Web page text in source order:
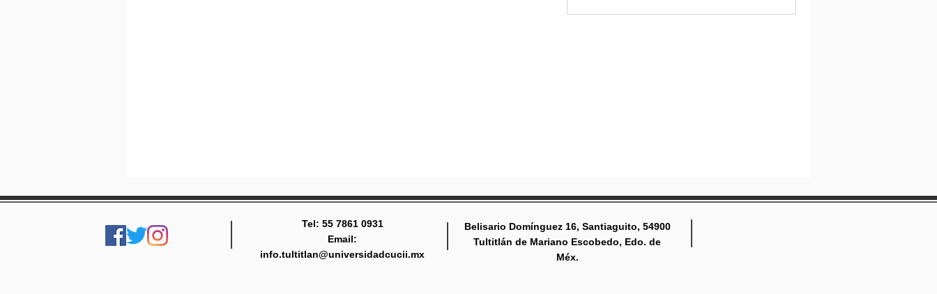
Tel: 55 7861 0931
Email:
info.tultitlan@universidadcucii.mx
Belisario Domínguez 16, Santiaguito, 54900
Tultitlán de Mariano Escobedo, Edo. de
Méx.